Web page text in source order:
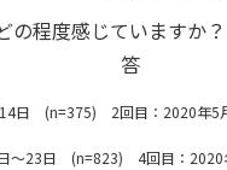
の程度感じていますか
答
14日 (n=375) 2回目：2020年5
～23日 (n=823) 4回目：